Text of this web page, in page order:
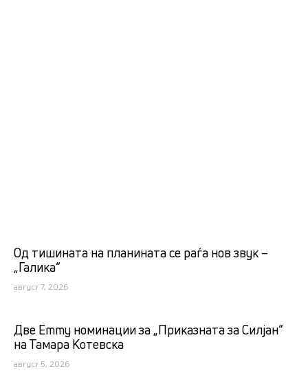
Од тишината на планината се раѓа нов звук –
„Галика“
август 7, 2026
Две Emmy номинации за „Приказната за Силјан“
на Тамара Котевска
август 5, 2026